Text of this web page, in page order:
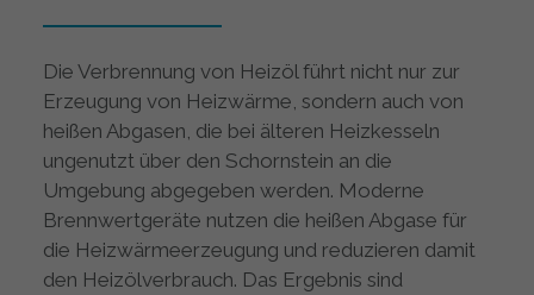
Die Verbrennung von Heizöl führt nicht nur zur
Erzeugung von Heizwärme, sondern auch von
heißen Abgasen, die bei älteren Heizkesseln
ungenutzt über den Schornstein an die
Umgebung abgegeben werden. Moderne
Brennwertgeräte nutzen die heißen Abgase für
die Heizwärmeerzeugung und reduzieren damit
den Heizölverbrauch. Das Ergebnis sind